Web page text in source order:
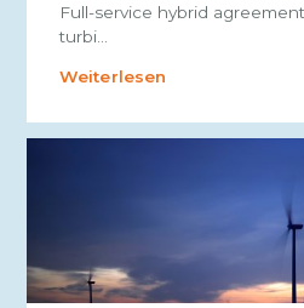
Full-service hybrid
turbi…
Weiterlesen